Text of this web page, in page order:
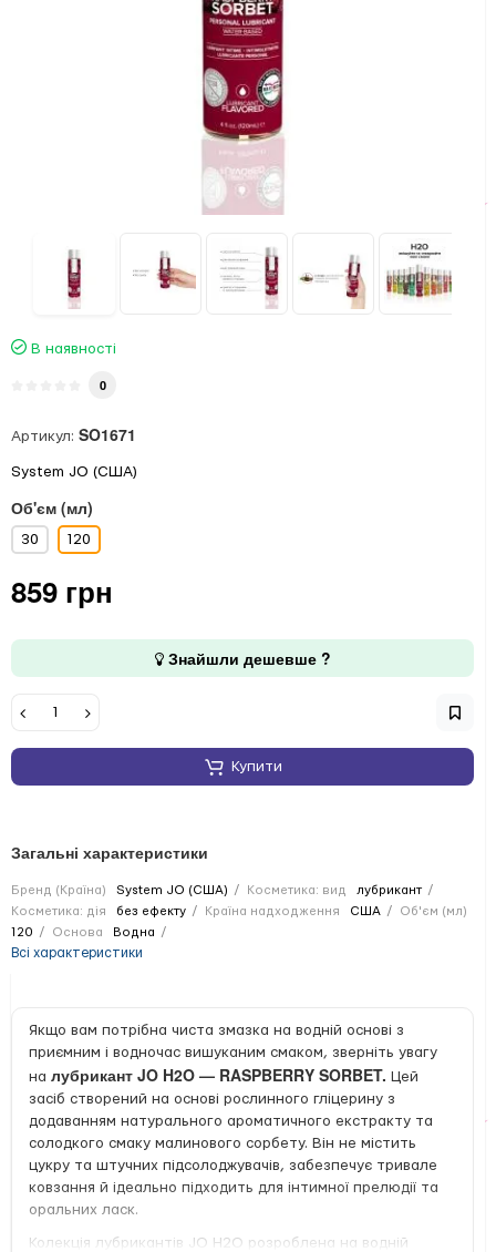
В наявності
0
Артикул: SO1671
System JO (США)
Об'єм (мл)
30 120
859 грн
Знайшли дешевше ?
Купити
Загальні характеристики
Бренд (Країна) System JO (США) Косметика: вид
лубрикант
Косметика: дія
без ефекту Країна надходження США
Об'єм (мл)
120
Основа Водна
Всі характеристики
Якщо вам потрібна чиста змазка на водній основі з
приємним і водночас вишуканим смаком, зверніть увагу
на лубрикант JO H2O — RASPBERRY SORBET. Цей
засіб створений на основі рослинного гліцерину з
додаванням натурального ароматичного екстракту та
солодкого смаку малинового сорбету. Він не містить
цукру та штучних підсолоджувачів, забезпечує тривале
ковзання й ідеально підходить для інтимної прелюдії та
оральних ласк.
Колекція лубрикантів JO H2O розроблена на водній